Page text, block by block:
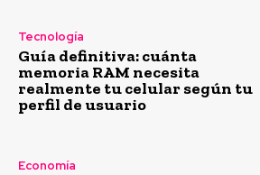
Tecnología
Guía definitiva: cuánta
memoria RAM necesita
realmente tu celular según tu
perfil de usuario
Economía